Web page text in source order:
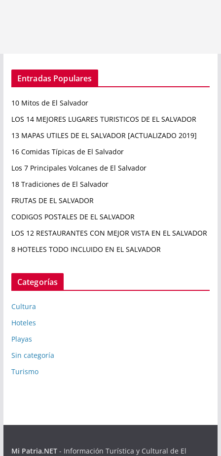
Entradas Populares
10 Mitos de El Salvador
LOS 14 MEJORES LUGARES TURISTICOS DE EL SALVADOR
13 MAPAS UTILES DE EL SALVADOR [ACTUALIZADO 2019]
16 Comidas Típicas de El Salvador
Los 7 Principales Volcanes de El Salvador
18 Tradiciones de El Salvador
FRUTAS DE EL SALVADOR
CODIGOS POSTALES DE EL SALVADOR
LOS 12 RESTAURANTES CON MEJOR VISTA EN EL SALVADOR
8 HOTELES TODO INCLUIDO EN EL SALVADOR
Categorías
Cultura
Hoteles
Playas
Sin categoría
Turismo
Mi Patria.NET- Información Turística y Cultural de El